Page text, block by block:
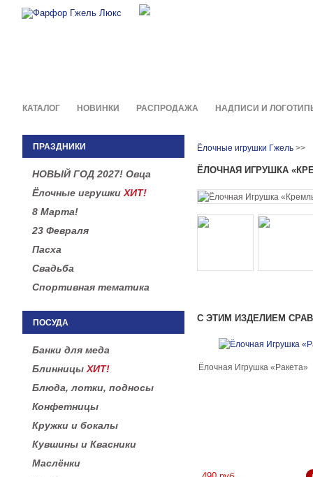
КАТАЛОГ НОВИНКИ РАСПРОДАЖА НАДПИСИ И
ПРАЗДНИКИ
НОВЫЙ ГОД 2027! Овца
Ёлочные игрушки ХИТ!
8 Марта!
23 Февраля
Пасха
Свадьба
Спортивная тематика
ПОСУДА
Банки для меда
Блинницы ХИТ!
Блюда, лотки, подносы
Конфетницы
Кружки и бокалы
Кувшины и Квасники
Маслёнки
Ёлочные игрушки Гжель >>
ЁЛОЧНАЯ ИГРУШКА
С ЭТИМ ИЗДЕЛИЕМ
Ёлочная Игрушка «Ракета»